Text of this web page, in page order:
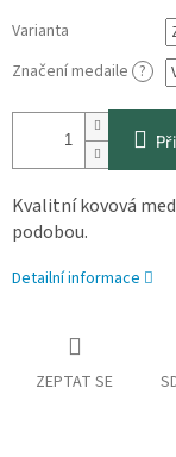
Varianta
Značení medaile ?
Kvalitní kovová
podobou.
Detailní informace
ZEPTAT SE